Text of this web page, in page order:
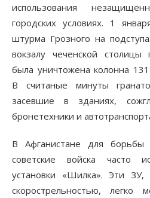
использования
городских условиях. 1
штурма Грозного на
вокзалу чеченской столицы
была уничтожена колонна
В считаные минуты
засевшие в зданиях,
бронетехники и
В Афганистане для борьбы
советские войска часто
установки «Шилка». Эти
скорострельностью, легко